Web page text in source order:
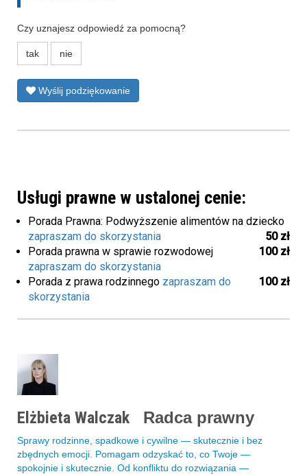
Czy uznajesz odpowiedź za pomocną?
tak nie
Wyślij podziękowanie
Usługi prawne w ustalonej cenie:
Porada Prawna: Podwyższenie alimentów na dziecko
50 zł
zapraszam do skorzystania
Porada prawna w sprawie rozwodowej
100 zł
zapraszam do skorzystania
Porada z prawa rodzinnego
100 zł
zapraszam do
skorzystania
Elżbieta Walczak Radca prawny
Sprawy rodzinne, spadkowe i cywilne — skutecznie i bez
zbędnych emocji. Pomagam odzyskać to, co Twoje —
spokojnie i skutecznie. Od konfliktu do rozwiązania —